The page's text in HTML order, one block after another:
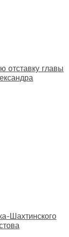
отставку главы
Шахтинского